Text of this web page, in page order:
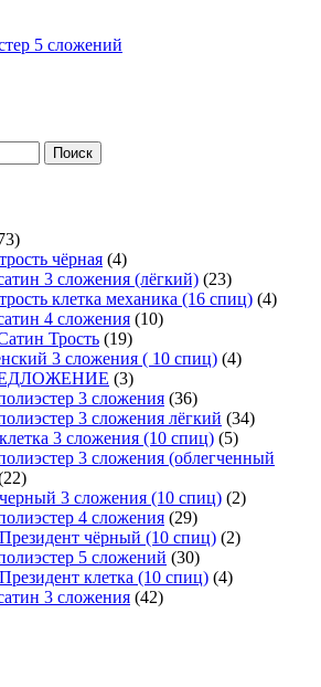
5 сложений
чёрная (4)
3 сложения (лёгкий) (23)
клетка механика (16 спиц) (4)
4 сложения (10)
Трость (19)
3 сложения ( 10 спиц) (4)
(3)
3 сложения (36)
3 сложения лёгкий (34)
3 сложения (10 спиц) (5)
3 сложения (облегченный
3 сложения (10 спиц) (2)
4 сложения (29)
чёрный (10 спиц) (2)
5 сложений (30)
клетка (10 спиц) (4)
3 сложения (42)